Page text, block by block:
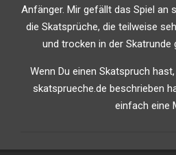
Anfänger. Mir gefällt das Spiel an
die Skatsprüche, die teilweise
und trocken in der Skatrunde
Wenn Du einen Skatspruch
skatsprueche.de beschrieben
einfach eine